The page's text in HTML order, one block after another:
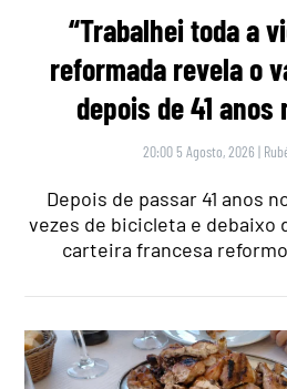
“Trabalhei toda a
reformada revela o
depois de 41
20:00 5 Agosto, 2026 |
Depois de passar 41 anos
vezes de bicicleta e debaixo
carteira francesa